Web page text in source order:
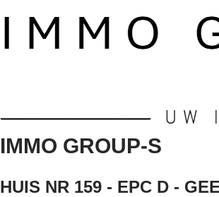
IMMO GROUP-S
HUIS NR 159 - EPC D -